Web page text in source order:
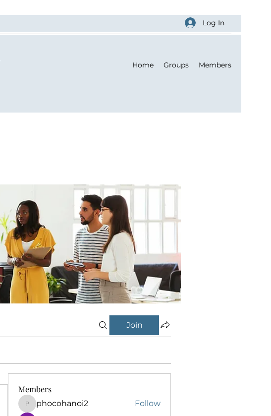
Log In
Home Groups Members
Join
Members
phocohanoi2
phocohanoi2
Follow